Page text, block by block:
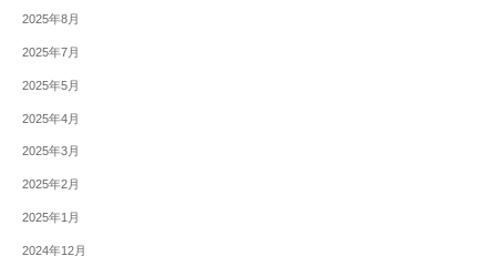
2025年8月
2025年7月
2025年5月
2025年4月
2025年3月
2025年2月
2025年1月
2024年12月